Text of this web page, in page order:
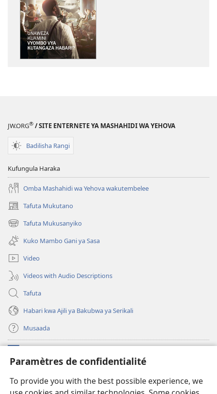
Paramètres de confidentialité
To provide you with the best possible experience, we
vya
JW.ORG® / SITE ENTERNETE YA MASHAHIDI WA YEHOVA
Badilisha Rangi
Kufungula Haraka
Omba Mashahidi wa Yehova wakutembelee
Tafuta Mukutano
(opens
new
window)
Tafuta Mukusanyiko
(opens
new
window)
Kuko Mambo Gani ya Sasa
Video
Videos with Audio Descriptions
Tafuta
Habari kwa Ajili ya Bakubwa ya Serikali
Musaada
(opens
new
Maktaba ku Enternete
(opens